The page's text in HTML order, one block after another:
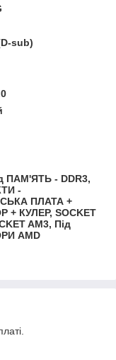
sub)
ПАМ'ЯТЬ - DDR3,
-
ПЛАТА +
+ КУЛЕР, SOCKET
AM3, Під
AMD